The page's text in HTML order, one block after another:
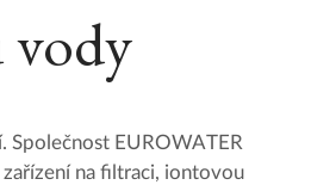
vody
Společnost EUROWATER
na filtraci, iontovou